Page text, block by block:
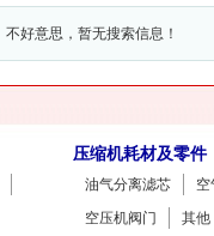
不好意思，暂无搜索信息！
压缩机耗材及零件
油气分离滤芯
空
空压机阀门
其他